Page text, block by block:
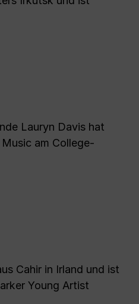
Lauryn Davis hat
am College-
Cahir in Irland und ist
Young Artist